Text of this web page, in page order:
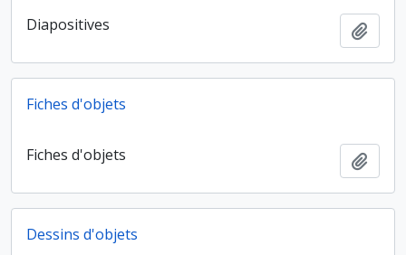
Diapositives
Fiches d'objets
Fiches d'objets
Dessins d'objets